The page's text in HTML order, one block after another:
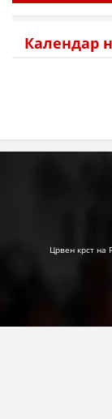
Календар
Црвен крст на